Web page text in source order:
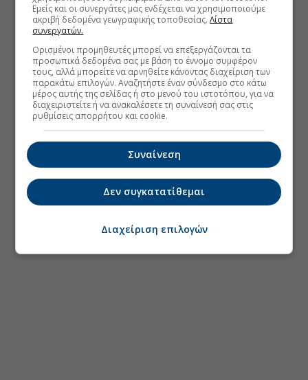
Εμείς και οι συνεργάτες μας ενδέχεται να χρησιμοποιούμε
ακριβή δεδομένα γεωγραφικής τοποθεσίας.Λίστα
συνεργατών.
Ορισμένοι προμηθευτές μπορεί να επεξεργάζονται τα
προσωπικά δεδομένα σας με βάση το έννομο συμφέρον
τους, αλλά μπορείτε να αρνηθείτε κάνοντας διαχείριση των
παρακάτω επιλογών. Αναζητήστε έναν σύνδεσμο στο κάτω
μέρος αυτής της σελίδας ή στο μενού του ιστοτόπου, για να
διαχειριστείτε ή να ανακαλέσετε τη συναίνεσή σας στις
ρυθμίσεις απορρήτου και cookie.
Συναίνεση
Δεν συγκατατίθεμαι
Διαχείριση επιλογών